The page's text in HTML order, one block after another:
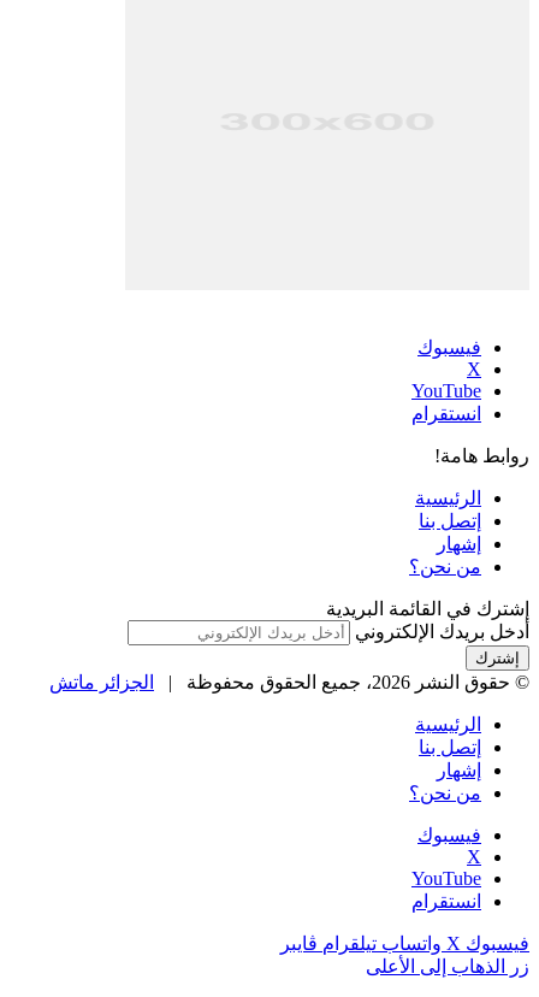
فيسبوك
‫X
‫YouTube
انستقرام
روابط هامة!
الرئيسية
إتصل بنا
إشهار
من نحن؟
إشترك في القائمة البريدية
أدخل بريدك الإلكتروني
© حقوق النشر 2026، جميع الحقوق محفوظة | الجزائر ماتش
الرئيسية
إتصل بنا
إشهار
من نحن؟
فيسبوك
‫X
‫YouTube
انستقرام
فيسبوك ‫X واتساب تيلقرام ڤايبر
زر الذهاب إلى الأعلى